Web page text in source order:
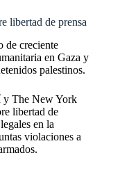
libertad de prensa
de creciente
en Gaza y
palestinos.
y The New York
libertad de
en la
violaciones a